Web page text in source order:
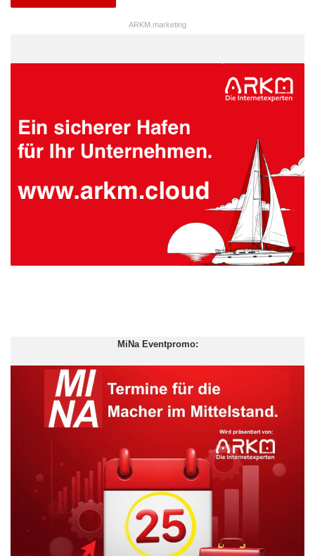
ARKM.marketing
MiNa Eventpromo: